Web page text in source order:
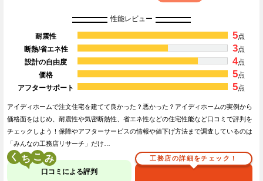
性能レビュー
耐震性 5点
断熱/省エネ性
3点
設計の自由度
4点
価格
5点
アフターサポート
5点
アイディホームで注文住宅を建てて良かった？悪かった？アイディホームの実例から
価格面をはじめ、耐震性や気密断熱性、省エネ性などの住宅性能など口コミで評判を
チェックしよう！保障やアフターサービスの情報や値下げ方法まで調査しているのは
「みんなの工務店リサーチ」だけ…
く こ
口コミによる評判
工務店の詳細をチェック！